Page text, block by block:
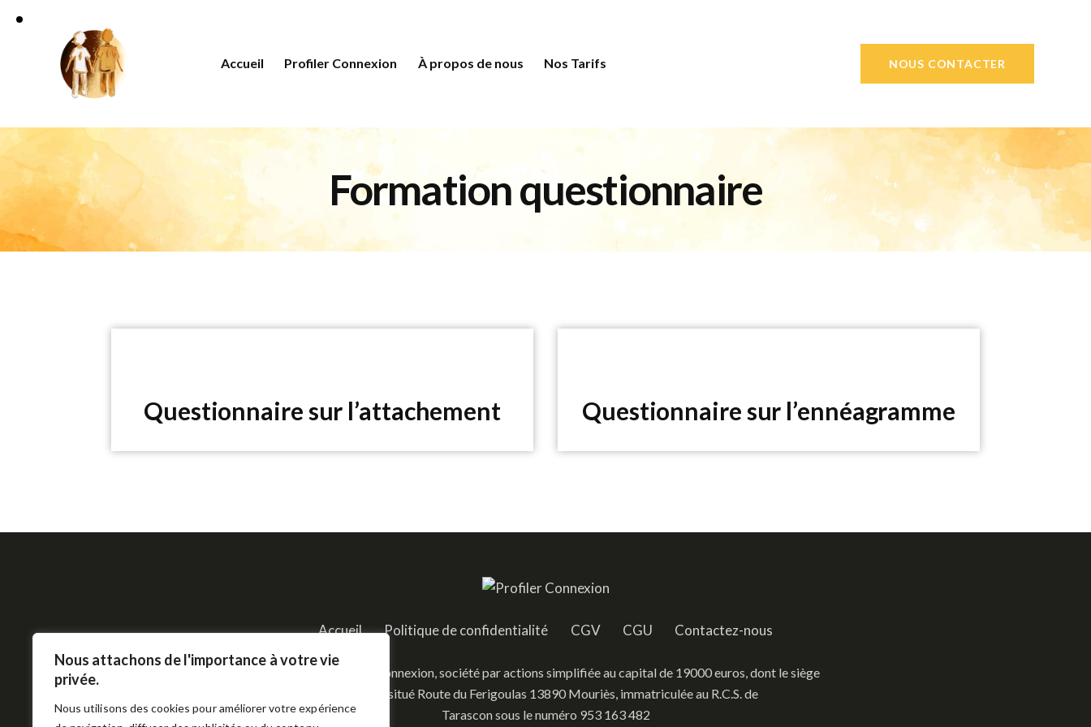
Nous attachons de l'importance à votre vie
privée.
Nous utilisons des cookies pour améliorer votre expérience
Accueil Profiler Connexion À propos de nous Nos Tarifs NOUS CONTACTER
Formation questionnaire
Questionnaire sur l’attachement Questionnaire sur l’ennéagramme
Accueil Politique de confidentialité CGV CGU Contactez-nous
​La société Profiler Connexion, société par actions simplifiée au capital de 19000 euros, dont le siège
social est situé Route du Ferigoulas 13890 Mouriès, immatriculée au R.C.S. de
Tarascon sous le numéro 953 163 482